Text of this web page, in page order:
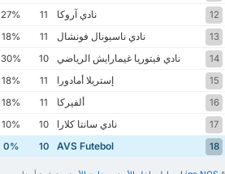
12
نادي آروكا 11
27%
13
نادي ناسيونال فونشال 11
18%
14
نادي فيتوريا غيمارايش الرياضي 10
30%
15
إستريلا أمادورا 11
18%
16
ألفيركا 11
18%
17
نادي سانتا كلارا 10
10%
18
10
0%